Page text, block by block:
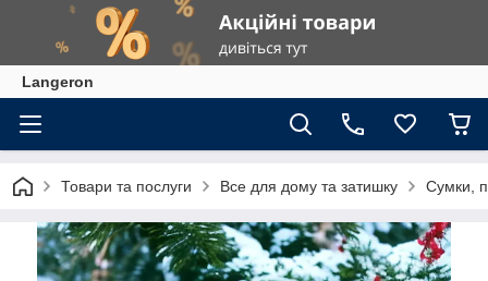
Langeron
Товари та послуги Все для дому та затишку Сумки,